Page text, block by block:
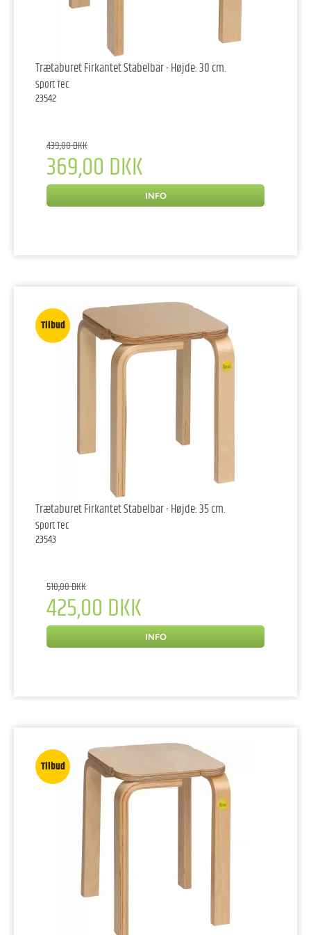
Trætaburet Firkantet Stabelbar - Højde: 30 cm.
Sport Tec
23542
439,00 DKK
369,00 DKK
INFO
Tilbud
Trætaburet Firkantet Stabelbar - Højde: 35 cm.
Sport Tec
23543
510,00 DKK
425,00 DKK
INFO
Tilbud